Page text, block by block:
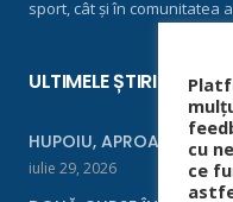
sport, cât și în comunitatea
ULTIMELE ȘTIRI
HUPOIU, APROAPE DE
iulie 29, 2026
cu
ce